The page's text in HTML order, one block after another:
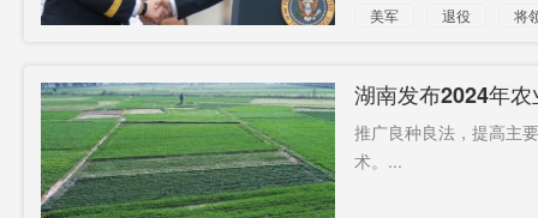
美军 退役 将
湖南发布2024年
推广良种良法，提高主
术。...